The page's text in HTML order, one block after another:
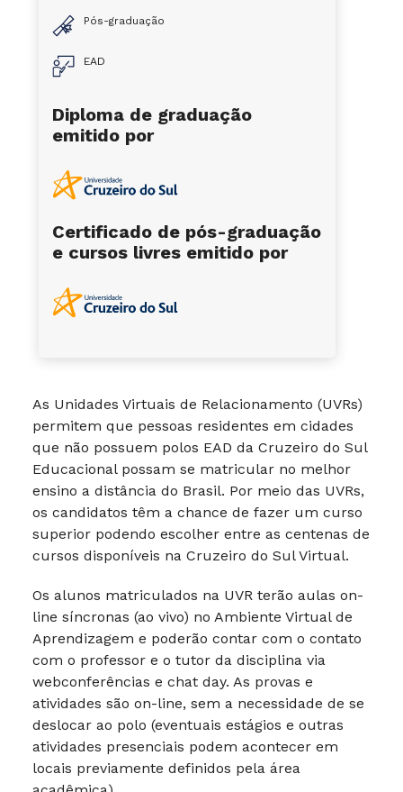
As Unidades Virtuais de Relacionamento (UVRs)
permitem que pessoas residentes em cidades
que não possuem polos EAD da Cruzeiro do Sul
Educacional possam se matricular no melhor
ensino a distância do Brasil. Por meio das UVRs,
os candidatos têm a chance de fazer um curso
superior podendo escolher entre as centenas de
cursos disponíveis na Cruzeiro do Sul Virtual.
Os alunos matriculados na UVR terão aulas on-
line síncronas (ao vivo) no Ambiente Virtual de
Aprendizagem e poderão contar com o contato
com o professor e o tutor da disciplina via
webconferências e chat day. As provas e
atividades são on-line, sem a necessidade de se
deslocar ao polo (eventuais estágios e outras
atividades presenciais podem acontecer em
locais previamente definidos pela área
Pós-graduação
EAD
Diploma de graduação
emitido por
Certificado de pós-graduação
e cursos livres emitido por